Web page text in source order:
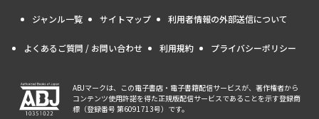
ジャンル一覧 サイトマップ 利用者情報の外部送信について
よくあるご質問 / お問い合わせ 利用規約 プライバシーポリシー
ABJマークは、この電子書店・電子書籍配信サービスが、著作権者から
コンテンツ使用許諾を得た正規版配信サービスであることを示す登録商
標（登録番号 第6091713号）です。